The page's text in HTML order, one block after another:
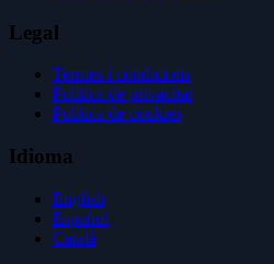
Legal
Termes i condicions
Política de privacitat
Política de cookies
Idioma
English
Español
Català